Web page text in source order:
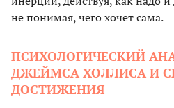
не понимая, чего хочет сама.
ПСИХОЛОГИЧЕСКИЙ
ДЖЕЙМСА ХОЛЛИСА И
ДОСТИЖЕНИЯ